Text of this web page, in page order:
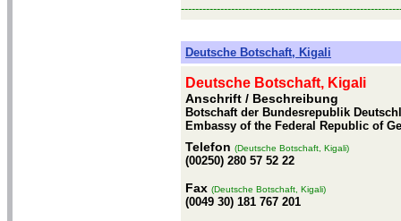
Deutsche Botschaft, Kigali
Deutsche Botschaft, Kigali
Anschrift / Beschreibung
Botschaft der Bundesrepublik
Embassy of the Federal Republic of
Telefon (Deutsche Botschaft, Kigali)
(00250) 280 57 52 22
Fax (Deutsche Botschaft, Kigali)
(0049 30) 181 767 201